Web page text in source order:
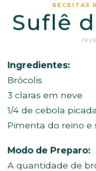
RECEITAS
Suflê
Ingredientes:
Brócolis
3 claras em neve
1/4 de cebola picada
Pimenta do reino e
Modo de Preparo:
A quantidade de